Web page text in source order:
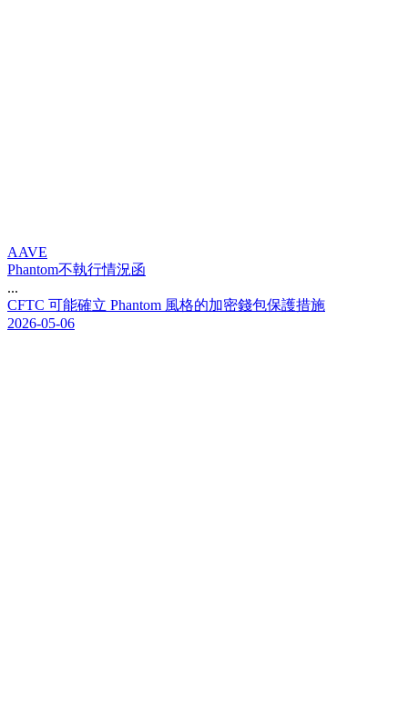
AAVE
Phantom不執行情況函
...
CFTC 可能確立 Phantom 風格的加密錢包保護措施
2026-05-06